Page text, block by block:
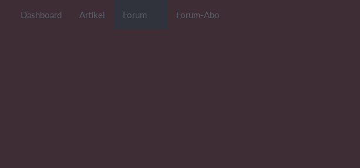
Dashboard Artikel Forum Forum-Abo